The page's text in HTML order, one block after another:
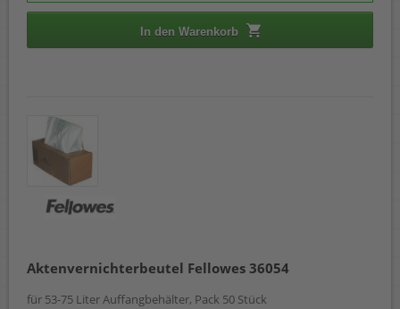
In den Warenkorb
Aktenvernichterbeutel Fellowes 36054
für 53-75 Liter Auffangbehälter, Pack 50 Stück